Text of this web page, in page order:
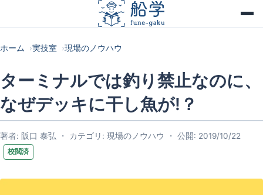
ホーム 実技室 現場のノウハウ
ターミナルでは釣り禁止なのに、
なぜデッキに干し魚が!？
著者: 阪口 泰弘 ・ カテゴリ: 現場のノウハウ ・ 公開: 2019/10/22
校閲済